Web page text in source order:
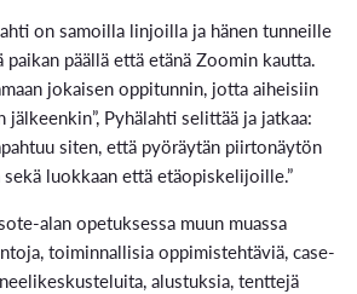
on samoilla linjoilla ja hänen tunneille
päällä että etänä Zoomin kautta.
jokaisen oppitunnin, jotta aiheisiin
Pyhälahti selittää ja jatkaa:
siten, että pyöräytän piirtonäytön
luokkaan että etäopiskelijoille.”
alan opetuksessa muun muassa
toiminnallisia oppimistehtäviä, case-
alustuksia, tenttejä